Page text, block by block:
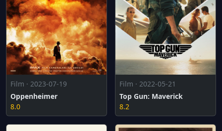
Film · 2023-07-19
Oppenheimer
8.0
Film · 2022-05-21
Top Gun: Maverick
8.2